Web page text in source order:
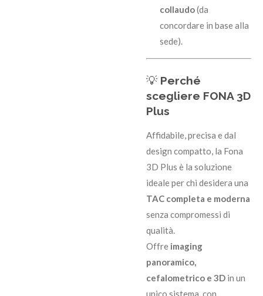
collaudo(da
concordare in base alla
sede).
💡 Perché
scegliere FONA 3D
Plus
Affidabile, precisa e dal
design compatto, la Fona
3D Plus è la soluzione
ideale per chi desidera una
TAC completa e moderna
senza compromessi di
qualità.
Offre imaging
panoramico,
cefalometrico e 3D in un
unico sistema, con